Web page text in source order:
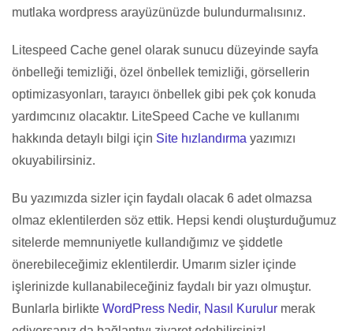
mutlaka wordpress arayüzünüzde bulundurmalısınız.
Litespeed Cache genel olarak sunucu düzeyinde sayfa
önbelleği temizliği, özel önbellek temizliği, görsellerin
optimizasyonları, tarayıcı önbellek gibi pek çok konuda
yardımcınız olacaktır. LiteSpeed Cache ve kullanımı
hakkında detaylı bilgi için Site hızlandırma yazımızı
okuyabilirsiniz.
Bu yazımızda sizler için faydalı olacak 6 adet olmazsa
olmaz eklentilerden söz ettik. Hepsi kendi oluşturduğumuz
sitelerde memnuniyetle kullandığımız ve şiddetle
önerebileceğimiz eklentilerdir. Umarım sizler içinde
işlerinizde kullanabileceğiniz faydalı bir yazı olmuştur.
Bunlarla birlikte WordPress Nedir, Nasıl Kurulur merak